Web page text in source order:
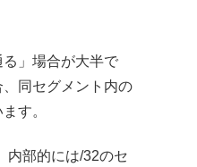
」場合が大半で
同セグメント内の
す。
内部的には/32のセ